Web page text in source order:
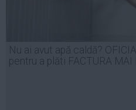
Nu ai avut apă caldă?
pentru a plăti FACTURA MAI